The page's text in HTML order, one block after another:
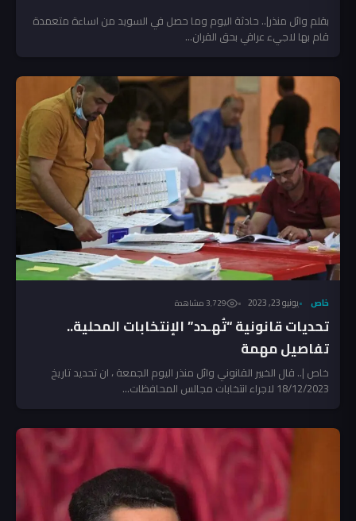
بقلم وائل منذر|.. حادثة اليوم وما حصل في السويد من اساءة متعمدة
قام بها لاجيء عراقي بحق القران...
خاص يونيو 23, 2023 3٬729 مشاهدة
تحديات قانونية “تُهـدد” الإنتخابات المحلية..
تفاصيل مهمة
خاص |.. قال الخبير القانوني وائل منذر اليوم الجمعة ، ان تحديد تاريخ
18/12/2023 لاجراء انتخابات مجالس المحافظات...